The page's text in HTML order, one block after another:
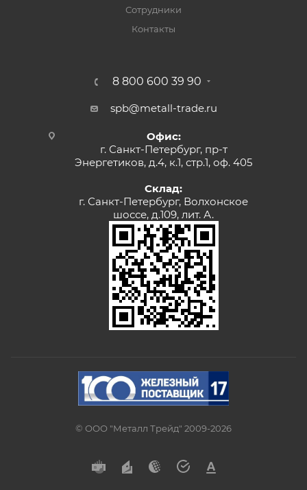
Сотрудники
Контакты
8 800 600 39 90
spb@metall-trade.ru
Офис:
г. Санкт-Петербург, пр-т
Энергетиков, д.4, к.1, стр.1, оф. 405
Склад:
г. Санкт-Петербург, Волхонское
шоссе, д.109, лит. А.
© ООО "Металл Трейд" 2009-2026